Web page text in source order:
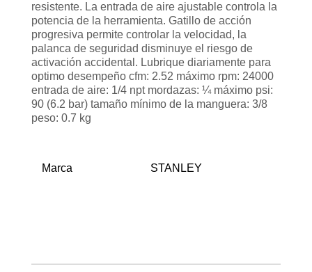
resistente. La entrada de aire ajustable controla la
potencia de la herramienta. Gatillo de acción
progresiva permite controlar la velocidad, la
palanca de seguridad disminuye el riesgo de
activación accidental. Lubrique diariamente para
optimo desempeño cfm: 2.52 máximo rpm: 24000
entrada de aire: 1/4 npt mordazas: ¼ máximo psi:
90 (6.2 bar) tamaño mínimo de la manguera: 3/8
peso: 0.7 kg
Marca STANLEY